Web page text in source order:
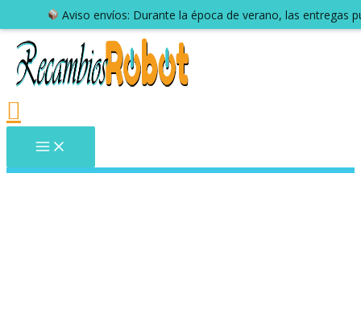
Aviso envíos: Durante la época de verano, las entregas